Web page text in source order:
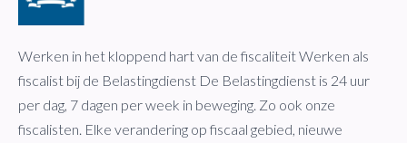
Werken in het kloppend hart van de fiscaliteit Werken als
fiscalist bij de Belastingdienst De Belastingdienst is 24 uur
per dag, 7 dagen per week in beweging. Zo ook onze
fiscalisten. Elke verandering op fiscaal gebied, nieuwe